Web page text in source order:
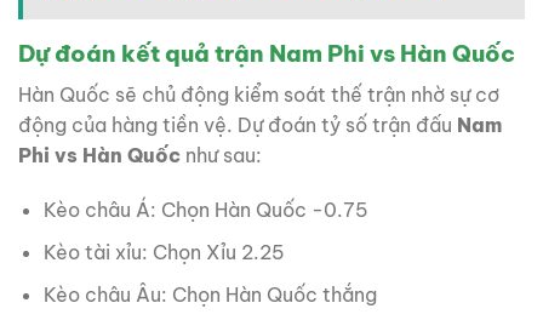
Dự đoán kết quả trận Nam Phi vs Hàn Quốc
Hàn Quốc sẽ chủ động kiểm soát thế trận nhờ sự cơ
động của hàng tiền vệ. Dự đoán tỷ số trận đấu Nam
Phi vs Hàn Quốc như sau:
Kèo châu Á: Chọn Hàn Quốc -0.75
Kèo tài xỉu: Chọn Xỉu 2.25
Kèo châu Âu: Chọn Hàn Quốc thắng